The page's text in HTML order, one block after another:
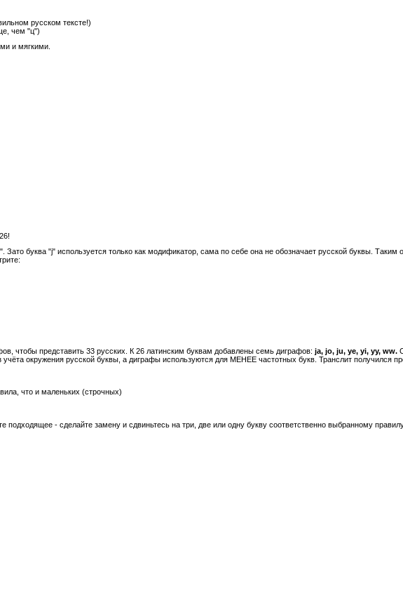
русском тексте!)
чем "ц")
и мягкими.
Зато буква "j" используется только как модификатор, сама по себе она не обозначает русской буквы. Таким
чтобы представить 33 русских. К 26 латинским буквам добавлены семь диграфов: ja, jo, ju, ye, yi, yy, ww.
окружения русской буквы, а диграфы используются для МЕНЕЕ частотных букв. Транслит получился
что и маленьких (строчных)
подходящее - сделайте замену и сдвиньтесь на три, две или одну букву соответственно выбранному